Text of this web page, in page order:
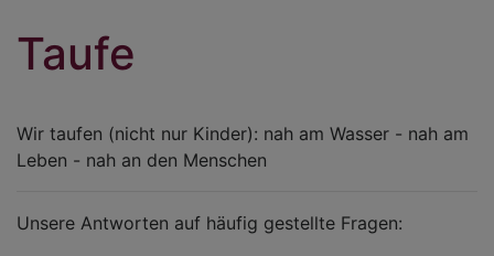
Taufe
Wir taufen (nicht nur Kinder): nah am Wasser - nah am
Leben - nah an den Menschen
Unsere Antworten auf häufig gestellte Fragen: